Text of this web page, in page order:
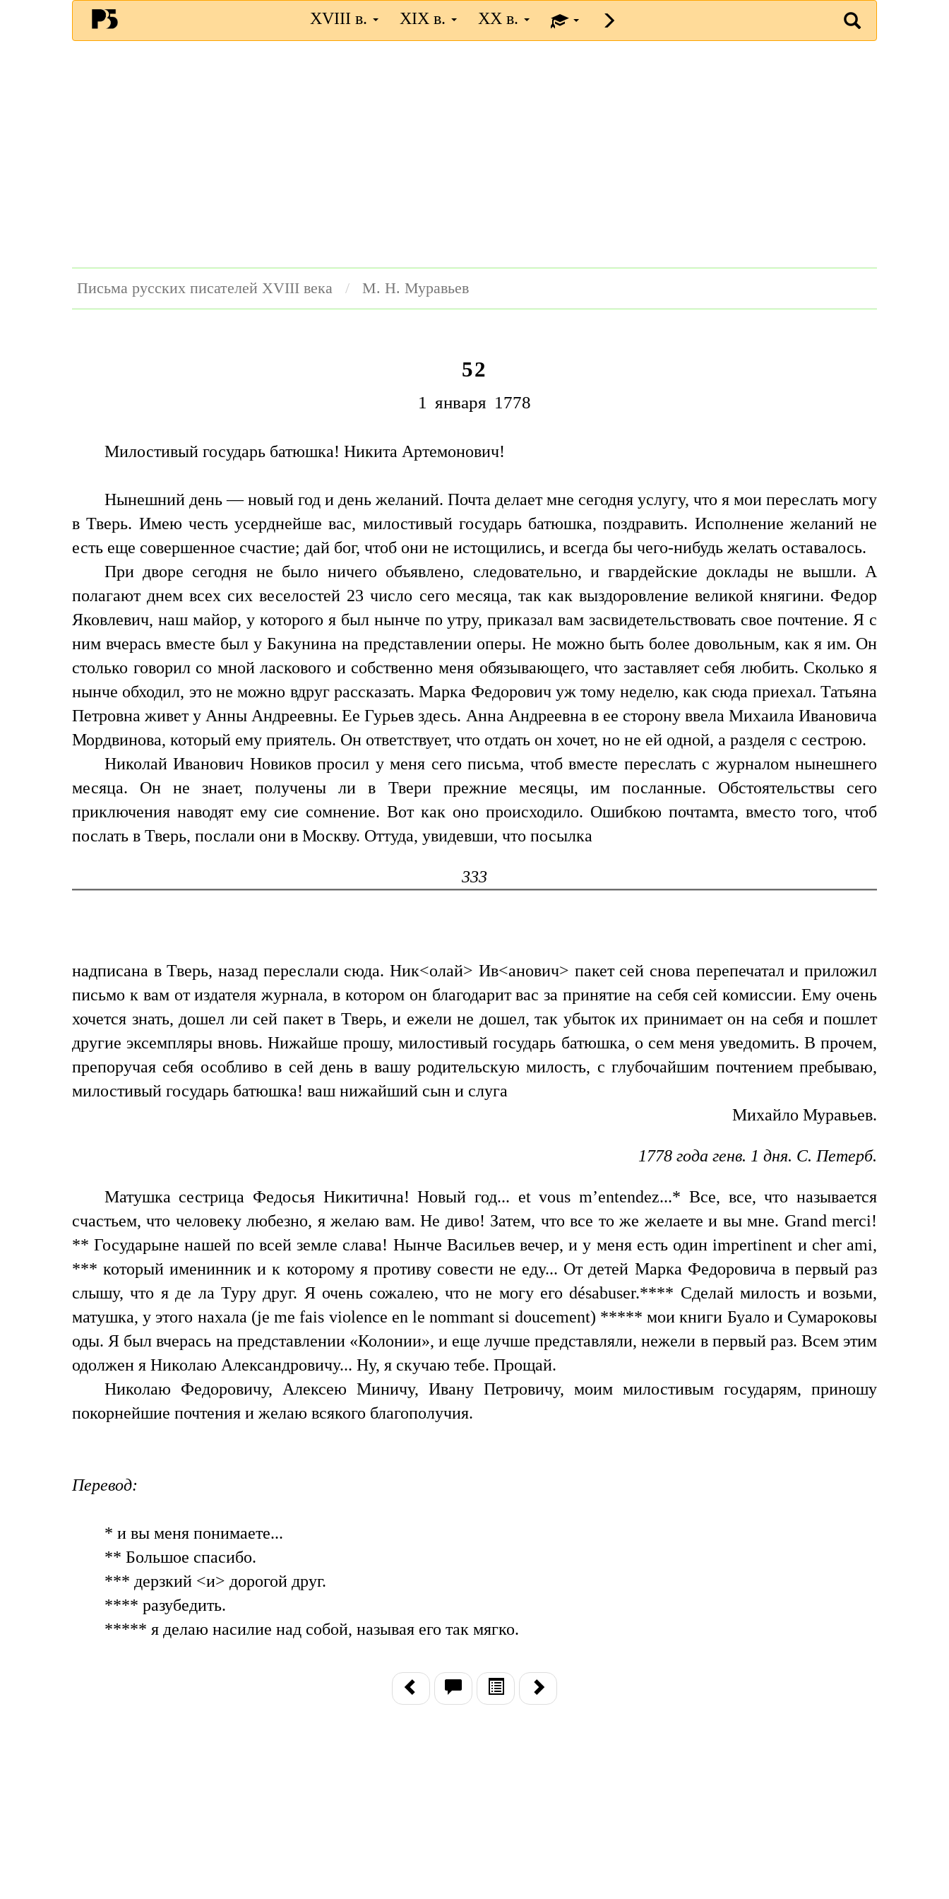
XVIII в. XIX в. XX в.
Письма русских писателей XVIII века M. H. Муравьев
52
1 января 1778
Милостивый государь батюшка! Никита Артемонович!
Нынешний день — новый год и день желаний. Почта делает мне сегодня услугу, что я мои переслать могу
в Тверь. Имею честь усерднейше вас, милостивый государь батюшка, поздравить. Исполнение желаний не
есть еще совершенное счастие; дай бог, чтоб они не истощились, и всегда бы чего-нибудь желать оставалось.
При дворе сегодня не было ничего объявлено, следовательно, и гвардейские доклады не вышли. А
полагают днем всех сих веселостей 23 число сего месяца, так как выздоровление великой княгини. Федор
Яковлевич, наш майор, у которого я был нынче по утру, приказал вам засвидетельствовать свое почтение. Я с
ним вчерась вместе был у Бакунина на представлении оперы. Не можно быть более довольным, как я им. Он
столько говорил со мной ласкового и собственно меня обязывающего, что заставляет себя любить. Сколько я
нынче обходил, это не можно вдруг рассказать. Марка Федорович уж тому неделю, как сюда приехал. Татьяна
Петровна живет у Анны Андреевны. Ее Гурьев здесь. Анна Андреевна в ее сторону ввела Михаила Ивановича
Мордвинова, который ему приятель. Он ответствует, что отдать он хочет, но не ей одной, а разделя с сестрою.
Николай Иванович Новиков просил у меня сего письма, чтоб вместе переслать с журналом нынешнего
месяца. Он не знает, получены ли в Твери прежние месяцы, им посланные. Обстоятельствы сего
приключения наводят ему сие сомнение. Вот как оно происходило. Ошибкою почтамта, вместо того, чтоб
послать в Тверь, послали они в Москву. Оттуда, увидевши, что посылка
333
надписана в Тверь, назад переслали сюда. Ник<олай> Ив<анович> пакет сей снова перепечатал и приложил
письмо к вам от издателя журнала, в котором он благодарит вас за принятие на себя сей комиссии. Ему очень
хочется знать, дошел ли сей пакет в Тверь, и ежели не дошел, так убыток их принимает он на себя и пошлет
другие эксемпляры вновь. Нижайше прошу, милостивый государь батюшка, о сем меня уведомить. В прочем,
препоручая себя особливо в сей день в вашу родительскую милость, с глубочайшим почтением пребываю,
милостивый государь батюшка! ваш нижайший сын и слуга
Михайло Муравьев.
1778 года генв. 1 дня. С. Петерб.
Матушка сестрица Федосья Никитична! Новый год... et vous m’entendez...* Все, все, что называется
счастьем, что человеку любезно, я желаю вам. Не диво! Затем, что все то же желаете и вы мне. Grand merci!
** Государыне нашей по всей земле слава! Нынче Васильев вечер, и у меня есть один impertinent и cher ami,
*** который именинник и к которому я противу совести не еду... От детей Марка Федоровича в первый раз
слышу, что я де ла Туру друг. Я очень сожалею, что не могу его désabuser.**** Сделай милость и возьми,
матушка, у этого нахала (je me fais violence en le nommant si doucement) ***** мои книги Буало и Сумароковы
оды. Я был вчерась на представлении «Колонии», и еще лучше представляли, нежели в первый раз. Всем этим
одолжен я Николаю Александровичу... Ну, я скучаю тебе. Прощай.
Николаю Федоровичу, Алексею Миничу, Ивану Петровичу, моим милостивым государям, приношу
покорнейшие почтения и желаю всякого благополучия.
Перевод:
* и вы меня понимаете...
** Большое спасибо.
*** дерзкий <и> дорогой друг.
**** разубедить.
***** я делаю насилие над собой, называя его так мягко.